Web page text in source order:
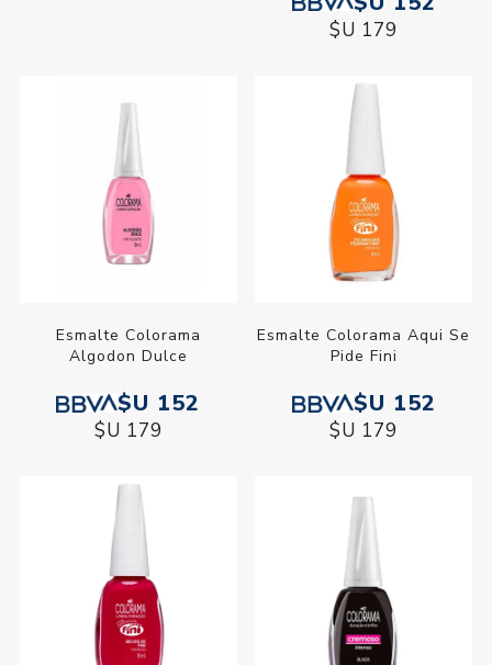
$U 179
Esmalte Colorama
Algodon Dulce
$U 152
$U 179
Esmalte Colorama Aqui Se
Pide Fini
$U 152
$U 179